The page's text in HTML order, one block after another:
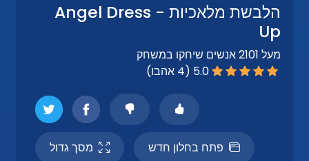
הלבשת מלאכיות - Angel Dress
Up
מעל 2101 אנשים שיחקו במשחק
5.0 (4 אהבו)
פתח בחלון חדש מסך גדול